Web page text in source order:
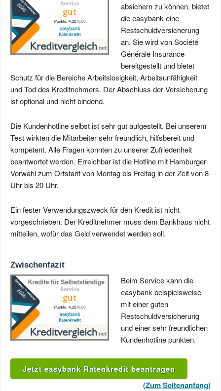
absichern zu können, bietet
die easybank eine
Restschuldversicherung
an. Sie wird von Société
Générale Insurance
bereitgestellt und bietet
Schutz für die Bereiche Arbeitslosigkeit, Arbeitsunfähigkeit
und Tod des Kreditnehmers. Der Abschluss der Versicherung
ist optional und nicht bindend.
Die Kundenhotline selbst ist sehr gut aufgestellt. Bei unserem
Test wirkten die Mitarbeiter sehr freundlich, hilfsbereit und
kompetent. Alle Fragen konnten zu unserer Zufriedenheit
beantwortet werden. Erreichbar ist die Hotline mit Hamburger
Vorwahl zum Ortstarif von Montag bis Freitag in der Zeit von 8
Uhr bis 20 Uhr.
Ein fester Verwendungszweck für den Kredit ist nicht
vorgeschrieben. Der Kreditnehmer muss dem Bankhaus nicht
mitteilen, wofür das Geld verwendet werden soll.
Zwischenfazit
Beim Service kann die
easybank beispielsweise
mit einer guten
Restschuldversicherung
und einer sehr freundlichen
Kundenhotline punkten.
Jetzt easybank Ratenkredit beantragen
(Zum Seitenanfang)